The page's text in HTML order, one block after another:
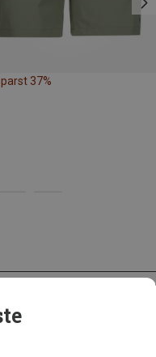
37%